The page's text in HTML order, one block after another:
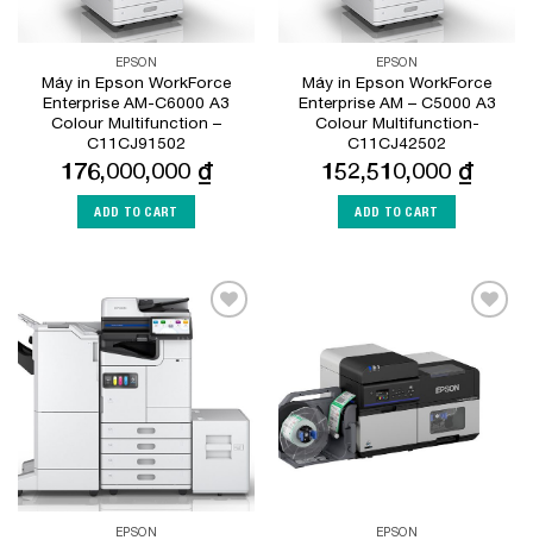
EPSON
Máy in Epson WorkForce
Enterprise AM-C6000 A3
Colour Multifunction –
C11CJ91502
176,000,000 ₫
ADD TO CART
EPSON
Máy in Epson WorkForce
Enterprise AM – C5000 A3
Colour Multifunction-
C11CJ42502
152,510,000 ₫
ADD TO CART
EPSON EPSON